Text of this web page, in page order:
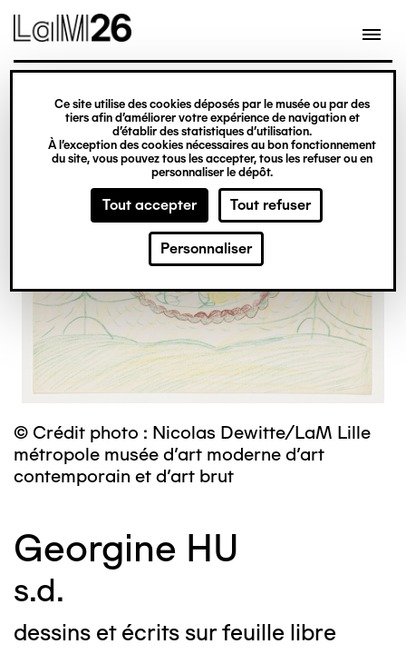
Gestion des cookies
Ce site utilise des cookies déposés par le musée ou par des
tiers afin d’améliorer votre expérience de navigation et
d’établir des statistiques d’utilisation.
À l’exception des cookies nécessaires au bon fonctionnement
du site, vous pouvez tous les accepter, tous les refuser ou en
personnaliser le dépôt.
Tout accepter Tout refuser
Personnaliser
contenu
© Crédit photo : Nicolas Dewitte/LaM Lille
métropole musée d’art moderne d’art
contemporain et d’art brut
Georgine HU
s.d.
dessins et écrits sur feuille libre